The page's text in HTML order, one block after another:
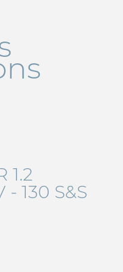
1.2
- 130 S&S